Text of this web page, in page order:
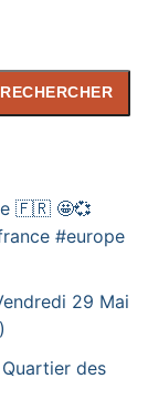
RECHERCHER
🇫🇷 🤩💞
#europe
29 Mai
des